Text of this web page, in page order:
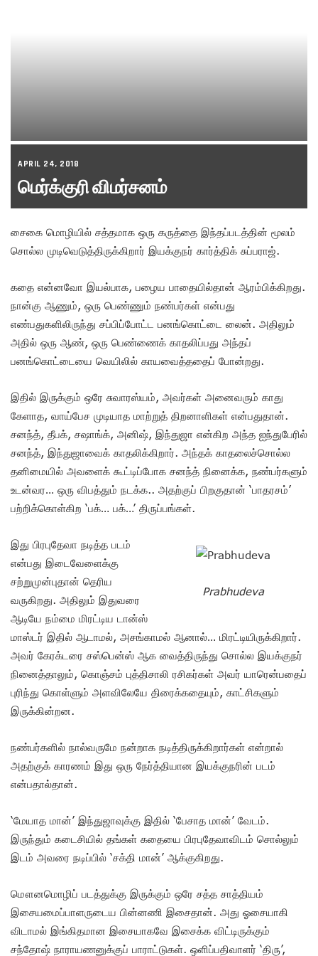
APRIL 24, 2018
மெர்க்குரி விமர்சனம்
சைகை மொழியில் சத்தமாக ஒரு கருத்தை இந்தப்படத்தின் மூலம்
சொல்ல முடிவெடுத்திருக்கிறார் இயக்குநர் கார்த்திக் சுப்பராஜ்.
கதை என்னவோ இயல்பாக, பழைய பாதையில்தான் ஆரம்பிக்கிறது.
நான்கு ஆணும், ஒரு பெண்ணும் நண்பர்கள் என்பது
எண்பதுகளிலிருந்து சப்பிப்போட்ட பனங்கொட்டை லைன். அதிலும்
அதில் ஒரு ஆண், ஒரு பெண்ணைக் காதலிப்பது அந்தப்
பனங்கொட்டையை வெயிலில் காயவைத்ததைப் போன்றது.
இதில் இருக்கும் ஒரே சுவாரஸ்யம், அவர்கள் அனைவரும் காது
கேளாத, வாய்பேச முடியாத மாற்றுத் திறனாளிகள் என்பதுதான்.
சனந்த், தீபக், சஷாங்க், அனிஷ், இந்துஜா என்கிற அந்த ஐந்துபேரில்
சனந்த், இந்துஜாவைக் காதலிக்கிறார். அந்தக் காதலைச்சொல்ல
தனிமையில் அவளைக் கூட்டிப்போக சனந்த் நினைக்க, நண்பர்களும்
உடன்வர… ஒரு விபத்தும் நடக்க.. அதற்குப் பிறகுதான் ‘பாதரசம்’
பற்றிக்கொள்கிற ‘பக்… பக்…’ திருப்பங்கள்.
Prabhudeva
இது பிரபுதேவா நடித்த படம்
என்பது இடைவேளைக்கு
சற்றுமுன்புதான் தெரிய
வருகிறது. அதிலும் இதுவரை
ஆடியே நம்மை மிரட்டிய டான்ஸ்
மாஸ்டர் இதில் ஆடாமல், அசங்காமல் ஆனால்… மிரட்டியிருக்கிறார்.
அவர் கேரக்டரை சஸ்பென்ஸ் ஆக வைத்திருந்து சொல்ல இயக்குநர்
நினைத்தாலும், கொஞ்சம் புத்திசாலி ரசிகர்கள் அவர் யாரென்பதைப்
புரிந்து கொள்ளும் அளவிலேயே திரைக்கதையும், காட்சிகளும்
இருக்கின்றன.
நண்பர்களில் நால்வருமே நன்றாக நடித்திருக்கிறார்கள் என்றால்
அதற்குக் காரணம் இது ஒரு நேர்த்தியான இயக்குநரின் படம்
என்பதால்தான்.
‘மேயாத மான்’ இந்துஜாவுக்கு இதில் ‘பேசாத மான்’ வேடம்.
இருந்தும் கடைசியில் தங்கள் கதையை பிரபுதேவாவிடம் சொல்லும்
இடம் அவரை நடிப்பில் ‘சக்தி மான்’ ஆக்குகிறது.
மௌனமொழிப் படத்துக்கு இருக்கும் ஒரே சத்த சாத்தியம்
இசையமைப்பாளருடைய பின்னணி இசைதான். அது ஓசையாகி
விடாமல் இங்கிதமான இசையாகவே இசைக்க விட்டிருக்கும்
சந்தோஷ் நாராயணனுக்குப் பாராட்டுகள். ஒளிப்பதிவாளர் ‘திரு’,